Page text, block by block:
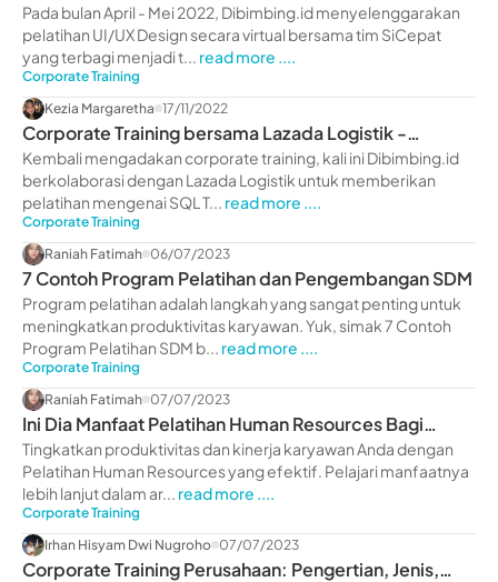
Pada bulan April - Mei 2022, Dibimbing.id menyelenggarakan
pelatihan UI/UX Design secara virtual bersama tim SiCepat
yang terbagi menjadi t... read more ....
Corporate Training
Kezia Margaretha 17/11/2022
Corporate Training bersama Lazada Logistik -
dibimbing.id
Kembali mengadakan corporate training, kali ini Dibimbing.id
berkolaborasi dengan Lazada Logistik untuk memberikan
pelatihan mengenai SQL T... read more ....
Corporate Training
Raniah Fatimah 06/07/2023
7 Contoh Program Pelatihan dan Pengembangan SDM
Program pelatihan adalah langkah yang sangat penting untuk
meningkatkan produktivitas karyawan. Yuk, simak 7 Contoh
Program Pelatihan SDM b... read more ....
Corporate Training
Raniah Fatimah 07/07/2023
Ini Dia Manfaat Pelatihan Human Resources Bagi
Perusahaan
Tingkatkan produktivitas dan kinerja karyawan Anda dengan
Pelatihan Human Resources yang efektif. Pelajari manfaatnya
lebih lanjut dalam ar... read more ....
Corporate Training
Irhan Hisyam Dwi Nugroho 07/07/2023
Corporate Training Perusahaan: Pengertian, Jenis,